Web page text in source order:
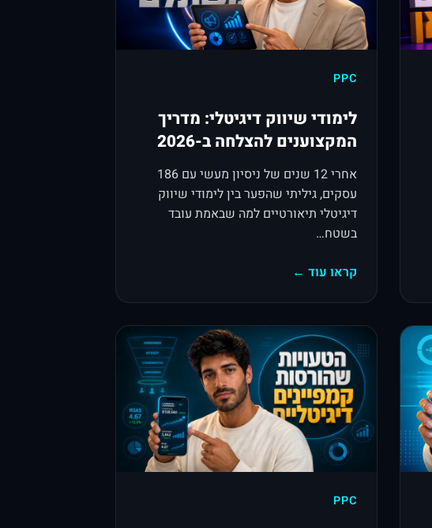
PPC
לימודי שיווק דיגיטלי: מדריך
המקצוענים להצלחה ב-2026
אחרי 12 שנים של ניסיון מעשי עם 186
עסקים, גיליתי שהפער בין לימודי שיווק
דיגיטלי תיאורטיים למה שבאמת עובד
בשטח…
קראו עוד ←
PPC